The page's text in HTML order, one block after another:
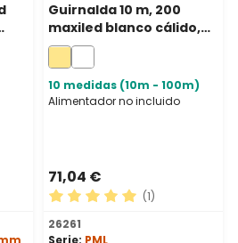
de 4.5 de 5 estrellas
Guirnalda 10 m, 200
maxiled blanco cálido,
cable blanco,
prolongable, IP67
10 medidas (10m - 100m)
Alimentador no incluido
71,04 €
Calificación promedio de
(1)
26261
Serie: PML